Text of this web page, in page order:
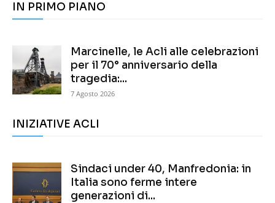
IN PRIMO PIANO
Marcinelle, le Acli alle celebrazioni
per il 70° anniversario della
tragedia:...
7 Agosto 2026
INIZIATIVE ACLI
Sindaci under 40, Manfredonia: in
Italia sono ferme intere
generazioni di...